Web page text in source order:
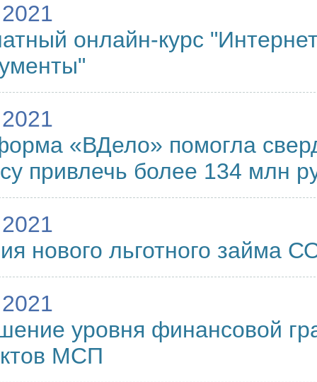
онлайн-курс
«ВДело» помогла
привлечь более 134 млн
нового льготного займа
уровня финансовой
МСП